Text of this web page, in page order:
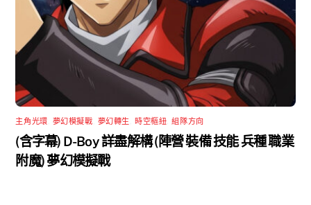
主角光環 夢幻模擬戰 夢幻轉生 ,時空樞紐 ,組隊方向
(含字幕) D-Boy 詳盡解構 (陣營 裝備 技能 兵種 職業
附魔) 夢幻模擬戰